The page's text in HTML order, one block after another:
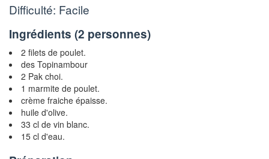
Difficulté: Facile
Ingrédients (2 personnes)
2 filets de poulet.
des Topinambour
2 Pak choi.
1 marmite de poulet.
crème fraiche épaisse.
huile d'olive.
33 cl de vin blanc.
15 cl d'eau.